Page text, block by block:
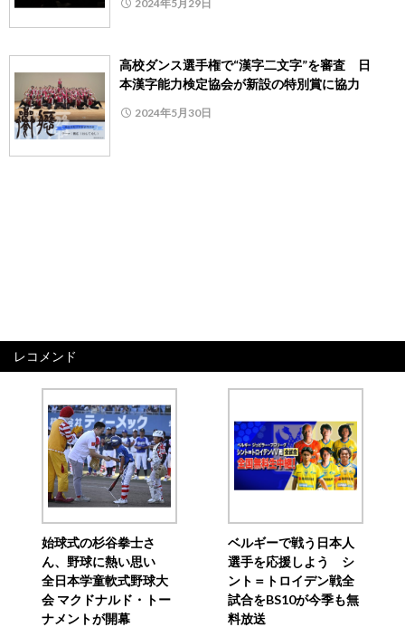
2024年5月29日
高校ダンス選手権で“漢字二文字”を審査 日
本漢字能力検定協会が新設の特別賞に協力
2024年5月30日
レコメンド
始球式の杉谷拳士さ
ん、野球に熱い思い
全日本学童軟式野球大
会 マクドナルド・トー
ナメントが開幕
ベルギーで戦う日本人
選手を応援しよう シ
ント＝トロイデン戦全
試合をBS10が今季も無
料放送